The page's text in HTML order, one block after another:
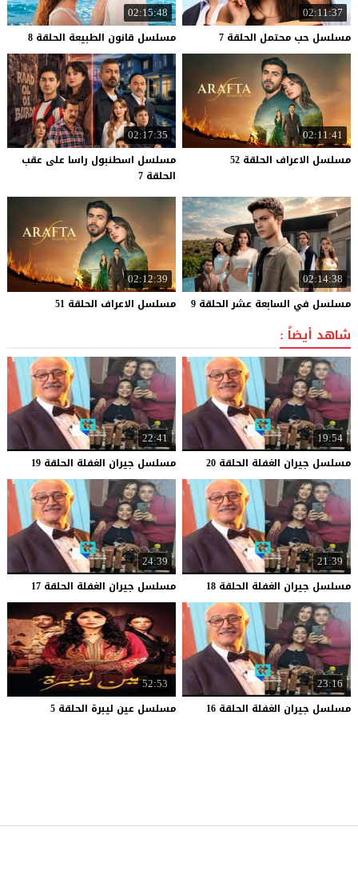
02:11:37
مسلسل حب محتمل الحلقة 7
02:15:48
مسلسل قانون الطبيعة الحلقة 8
02:11:41
مسلسل الاعراف الحلقة 52
02:17:35
مسلسل اسطنبول راسا على عقب
الحلقة 7
02:14:38
مسلسل في السابعة عشر الحلقة 9
02:12:39
مسلسل الاعراف الحلقة 51
شاهد أيضاً :
19:54
مسلسل جيران الغفلة الحلقة 20
22:41
مسلسل جيران الغفلة الحلقة 19
21:39
مسلسل جيران الغفلة الحلقة 18
24:39
مسلسل جيران الغفلة الحلقة 17
23:16
مسلسل جيران الغفلة الحلقة 16
52:53
مسلسل عين ليبرة الحلقة 5